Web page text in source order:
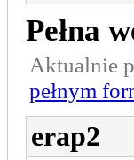
Pełna
Aktualnie
pełnym
erap2